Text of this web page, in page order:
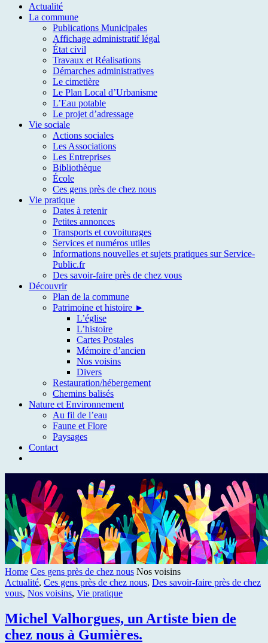
Actualité
La commune
Publications Municipales
Affichage administratif légal
État civil
Travaux et Réalisations
Démarches administratives
Le cimetière
Le Plan Local d’Urbanisme
L’Eau potable
Le projet d’adressage
Vie sociale
Actions sociales
Les Associations
Les Entreprises
Bibliothèque
École
Ces gens près de chez nous
Vie pratique
Dates à retenir
Petites annonces
Transports et covoiturages
Services et numéros utiles
Informations nouvelles et sujets pratiques sur Service-
Public.fr
Des savoir-faire près de chez vous
Découvrir
Plan de la commune
Patrimoine et histoire ►
L’église
L’histoire
Cartes Postales
Mémoire d’ancien
Nos voisins
Divers
Restauration/hébergement
Chemins balisés
Nature et Environnement
Au fil de l’eau
Faune et Flore
Paysages
Contact
Home Ces gens près de chez nous Nos voisins
Actualité, Ces gens près de chez nous, Des savoir-faire près de chez
vous, Nos voisins, Vie pratique
Michel Valhorgues, un Artiste bien de
chez nous à Gumières.